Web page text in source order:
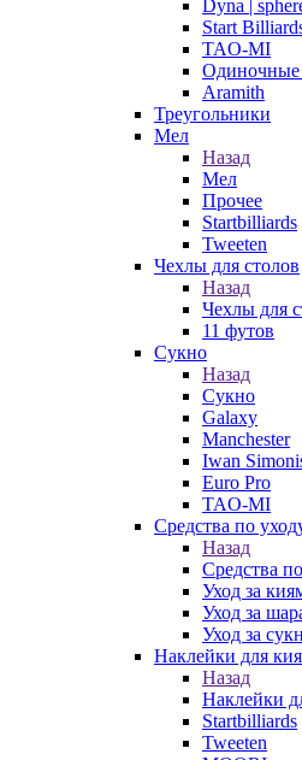
Dyna |
Start
TAO-MI
Aramith
Треугольники
Мел
Назад
Мел
Прочее
Startbilliards
Tweeten
Чехлы для столов
Назад
Чехлы для
11 футов
Сукно
Назад
Сукно
Galaxy
Manchester
Iwan
Euro Pro
TAO-MI
Средства по
Назад
Средства
Уход за
Уход за
Уход за
Наклейки для кия
Назад
Наклейки
Startbilliards
Tweeten